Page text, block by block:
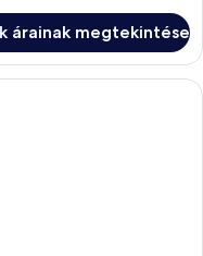
árainak megtekintése
szoba, amelyben egy